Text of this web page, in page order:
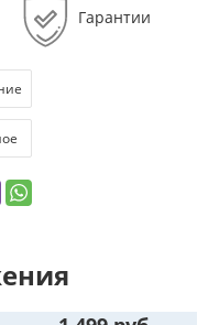
Гарантии